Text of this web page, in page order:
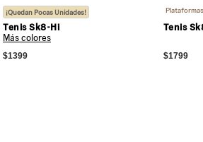
¡Quedan Pocas Unidades!
Tenis Sk8-Hi
Más colores
$1399
Plataformas
Tenis
$1799